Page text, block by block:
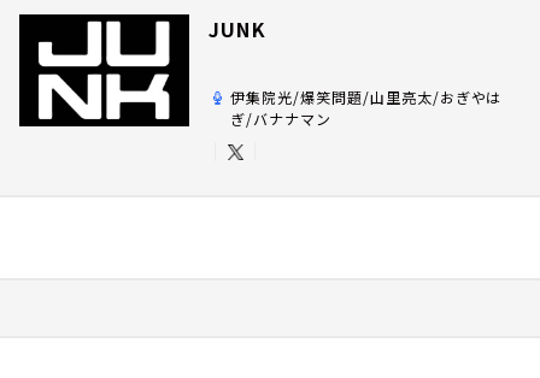
JUNK
伊集院光/爆笑問題/山里亮太/おぎやは
ぎ/バナナマン